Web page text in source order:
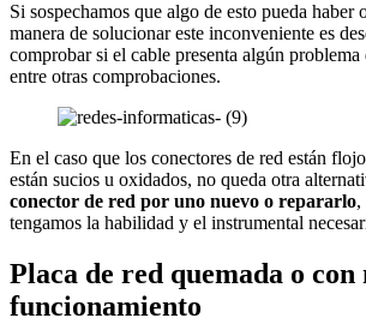
Si sospechamos que algo de esto pueda haber
manera de solucionar este inconveniente es
comprobar si el cable presenta algún problema
entre otras comprobaciones.
En el caso que los conectores de red están
están sucios u oxidados, no queda otra
conector de red por uno nuevo o repararlo,
tengamos la habilidad y el instrumental
Placa de red quemada o con
funcionamiento